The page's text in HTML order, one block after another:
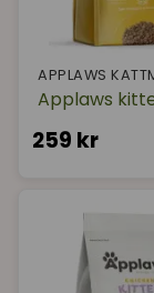
APPLAWS
Applaws
259 kr